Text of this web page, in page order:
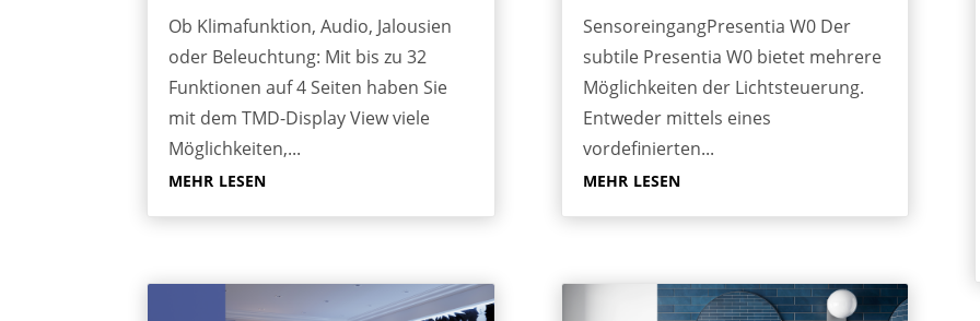
Ob Klimafunktion, Audio, Jalousien
oder Beleuchtung: Mit bis zu 32
Funktionen auf 4 Seiten haben Sie
mit dem TMD-Display View viele
Möglichkeiten,...
mehr lesen
SensoreingangPresentia W0 Der
subtile Presentia W0 bietet mehrere
Möglichkeiten der Lichtsteuerung.
Entweder mittels eines
vordefinierten...
mehr lesen